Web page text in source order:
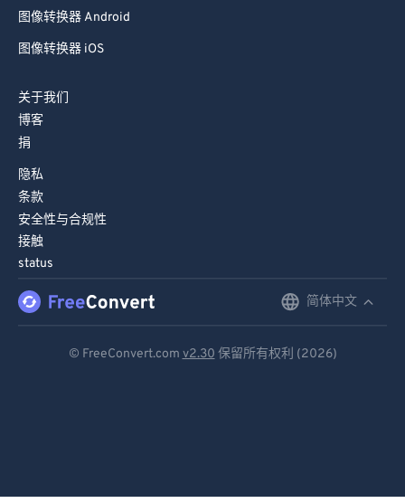
图像转换器 Android
图像转换器 iOS
关于我们
博客
捐
隐私
条款
安全性与合规性
接触
status
简体中文
© FreeConvert.com v2.30 保留所有权利 (2026)